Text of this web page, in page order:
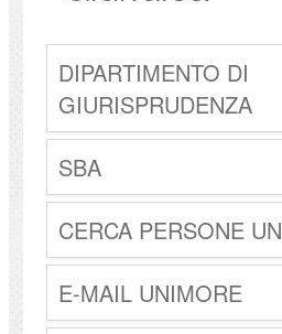
DIPARTIMENTO DI
GIURISPRUDENZA
SBA
CERCA PERSONE
E-MAIL UNIMORE